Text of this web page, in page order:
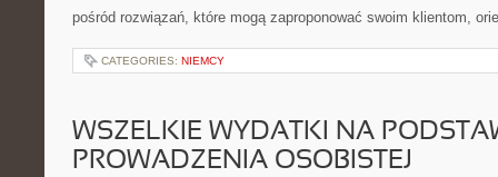
pośród rozwiązań, które mogą zaproponować swoim klientom,
CATEGORIES: NIEMCY
WSZELKIE WYDATKI NA
PROWADZENIA OSOBISTEJ